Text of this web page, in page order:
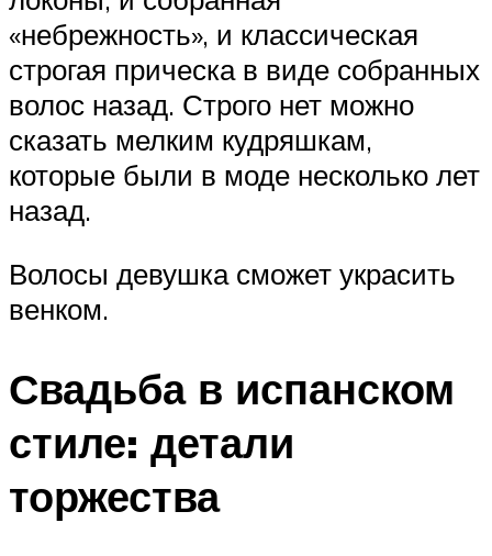
«небрежность», и классическая
строгая прическа в виде собранных
волос назад. Строго нет можно
сказать мелким кудряшкам,
которые были в моде несколько лет
назад.
Волосы девушка сможет украсить
венком.
Свадьба в испанском
стиле: детали
торжества